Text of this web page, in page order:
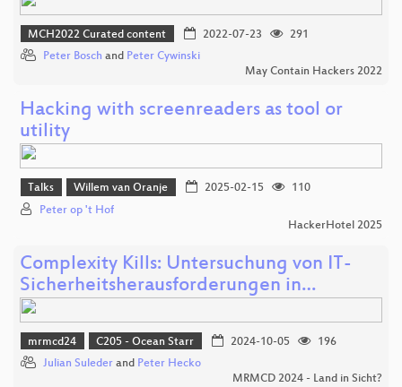
MCH2022 Curated content 2022-07-23
291
Peter Bosch and Peter Cywinski
May Contain Hackers 2022
Hacking with screenreaders as tool or
utility
Talks Willem van Oranje 2025-02-15
110
Peter op 't Hof
HackerHotel 2025
Complexity Kills: Untersuchung von IT-
Sicherheitsherausforderungen in…
mrmcd24 C205 - Ocean Starr 2024-10-05
196
Julian Suleder and Peter Hecko
MRMCD 2024 - Land in Sicht?